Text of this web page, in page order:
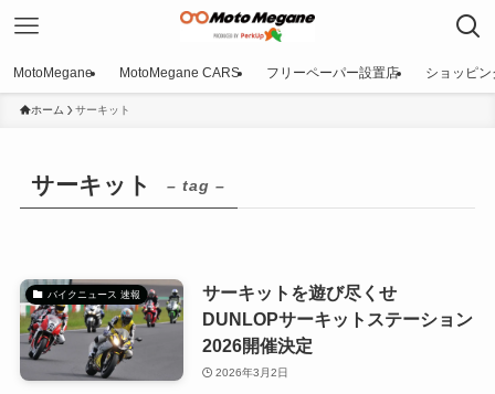
MotoMegane MotoMegane CARS フリーペーパー設置店 ショッピン
ホーム サーキット
サーキット – tag –
バイクニュース 速報
サーキットを遊び尽くせ
DUNLOPサーキットステーション
2026開催決定
2026年3月2日